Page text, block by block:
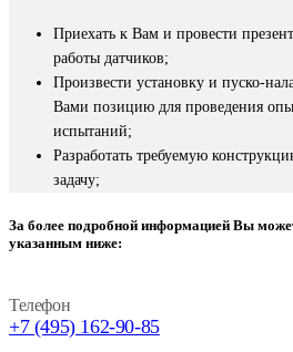
Приехать к Вам и провести
работы датчиков;
Произвести установку и пуско-
Вами позицию для проведения
испытаний;
Разработать требуемую
задачу;
За более подробной информацией Вы
указанным ниже:
Телефон
+7 (495) 162-90-85